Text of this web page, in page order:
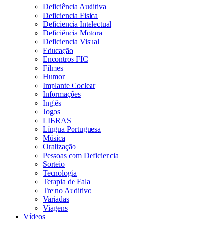
Deficiência Auditiva
Deficiencia Fisica
Deficiencia Intelectual
Deficiência Motora
Deficiencia Visual
Educação
Encontros FIC
Filmes
Humor
Implante Coclear
Informações
Inglês
Jogos
LIBRAS
Língua Portuguesa
Música
Oralização
Pessoas com Deficiencia
Sorteio
Tecnologia
Terapia de Fala
Treino Auditivo
Variadas
Viagens
Vídeos